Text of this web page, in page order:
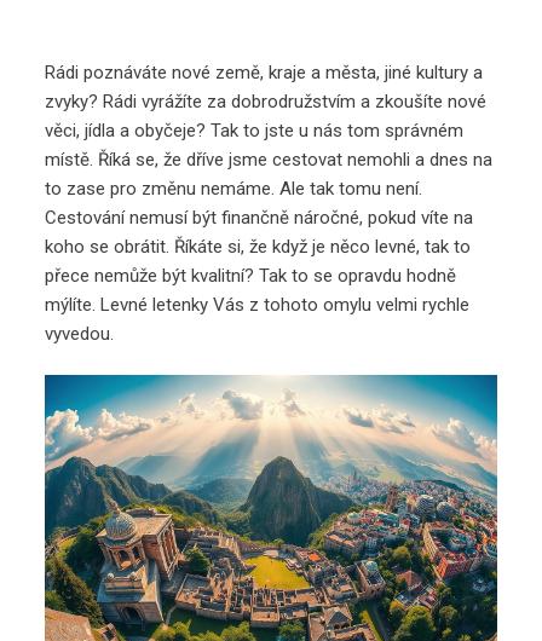
Rádi poznáváte nové země, kraje a města, jiné kultury a
zvyky? Rádi vyrážíte za dobrodružstvím a zkoušíte nové
věci, jídla a obyčeje? Tak to jste u nás tom správném
místě. Říká se, že dříve jsme cestovat nemohli a dnes na
to zase pro změnu nemáme. Ale tak tomu není.
Cestování nemusí být finančně náročné, pokud víte na
koho se obrátit. Říkáte si, že když je něco levné, tak to
přece nemůže být kvalitní? Tak to se opravdu hodně
mýlíte.Levné letenky Vás z tohoto omylu velmi rychle
vyvedou.